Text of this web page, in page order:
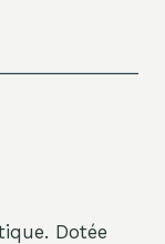
Dotée